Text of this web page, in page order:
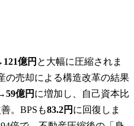
億円 と大幅に圧縮されま
の売却による構造改革の結果
億円 に増加し、自己資本比
。BPSも83.2円 に回復しま